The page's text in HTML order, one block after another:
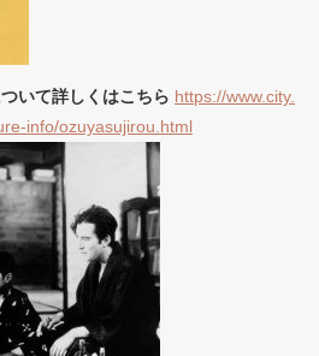
いて詳しくはこちら https://www.city.
info/ozuyasujirou.html